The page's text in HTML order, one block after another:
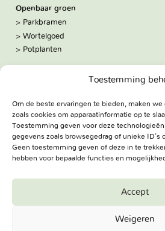
Toestemming
Om de beste ervaringen te bieden, maken
zoals cookies om apparaatinformatie op te
Toestemming geven voor deze
gegevens zoals browsegedrag of unieke ID's
Geen toestemming geven of deze in te
hebben voor bepaalde functies en
Accept
Weigeren
Openbaar groen
Parkbramen
Wortelgoed
Potplanten
Volg ons:
Facebook
Bezoekadres
Haringweg 3A
2975 LB Ottoland
Reserved.